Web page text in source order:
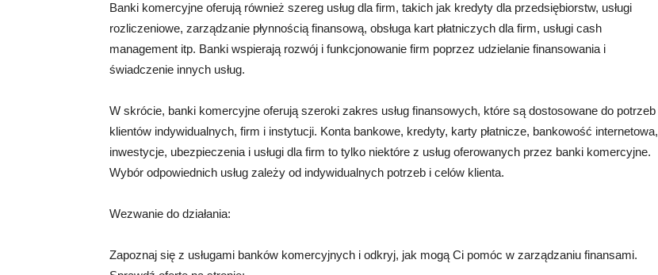
Banki komercyjne oferują również szereg usług dla firm, takich jak kredyty dla przedsiębiorstw, usługi
rozliczeniowe, zarządzanie płynnością finansową, obsługa kart płatniczych dla firm, usługi cash
management itp. Banki wspierają rozwój i funkcjonowanie firm poprzez udzielanie finansowania i
świadczenie innych usług.
W skrócie, banki komercyjne oferują szeroki zakres usług finansowych, które są dostosowane do potrzeb
klientów indywidualnych, firm i instytucji. Konta bankowe, kredyty, karty płatnicze, bankowość internetowa,
inwestycje, ubezpieczenia i usługi dla firm to tylko niektóre z usług oferowanych przez banki komercyjne.
Wybór odpowiednich usług zależy od indywidualnych potrzeb i celów klienta.
Wezwanie do działania:
Zapoznaj się z usługami banków komercyjnych i odkryj, jak mogą Ci pomóc w zarządzaniu finansami.